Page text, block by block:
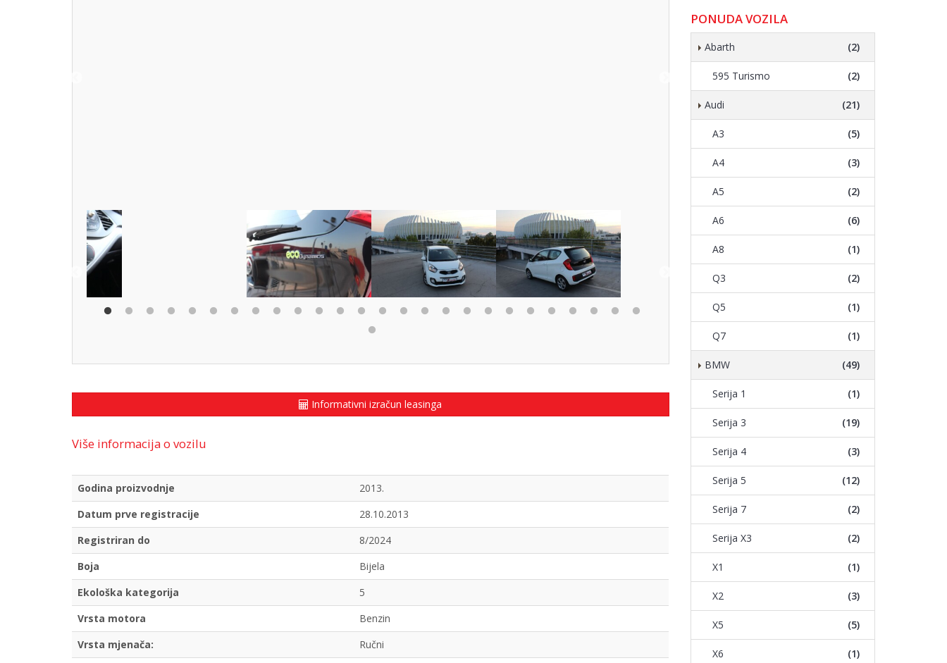
Informativni izračun leasinga
Više informacija o vozilu
Godina proizvodnje
2013.
Datum prve registracije
28.10.2013
Registriran do
8/2024
Boja
Bijela
Ekološka kategorija
5
Vrsta motora
Benzin
Vrsta mjenača:
Ručni
PONUDA VOZILA
Abarth (2)
595 Turismo (2)
Audi (21)
A3 (5)
A4 (3)
A5 (2)
A6 (6)
A8 (1)
Q3 (2)
Q5 (1)
Q7 (1)
BMW (49)
Serija 1 (1)
Serija 3 (19)
Serija 4 (3)
Serija 5 (12)
Serija 7 (2)
Serija X3 (2)
X1 (1)
X2 (3)
X5 (5)
X6 (1)